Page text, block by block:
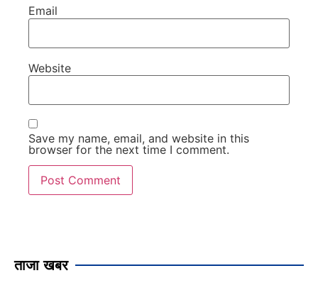
Email
Website
Save my name, email, and website in this
browser for the next time I comment.
ताजा खबर